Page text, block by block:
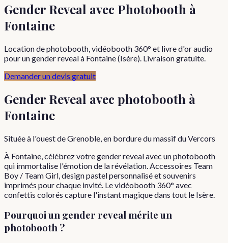
Gender Reveal avec Photobooth à
Fontaine
Location de photobooth, vidéobooth 360° et livre d'or audio
pour un gender reveal à Fontaine (Isère). Livraison gratuite.
Demander un devis gratuit
Gender Reveal avec photobooth à
Fontaine
Située à l'ouest de Grenoble, en bordure du massif du Vercors
À Fontaine, célébrez votre gender reveal avec un photobooth
qui immortalise l'émotion de la révélation. Accessoires Team
Boy / Team Girl, design pastel personnalisé et souvenirs
imprimés pour chaque invité. Le vidéobooth 360° avec
confettis colorés capture l'instant magique dans tout le Isère.
Pourquoiun gender reveal mérite un
photobooth ?